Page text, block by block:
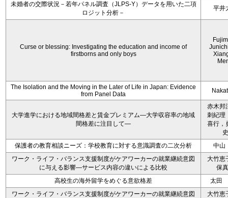
未婚者の交際状況－若年パネル調査（JLPS-Y）データを用いた二項
ロジット分析－
平井
Curse or blessing: Investigating the education and income of
firstborns and only boys
The Isolation and the Moving in the Later of Life in Japan: Evidence
from Panel Data
大学進学における地域間格差と賃金プレミアム―大学収容率の地域
間格差に注目して―
赤木邦
刺紀理
喜行，
史
保護者の教育相談ニーズ：学校教育に対する意識調査の二次分析
中
ワーク・ライフ・バランス支援制度がケアワーカーの就業継続意図
に与える影響―サービス内容の違いによる比較
大竹恵
保
高校生の海外留学をめぐる意欲格差
太田
ワーク・ライフ・バランス支援制度がケアワーカーの就業継続意図
大竹恵